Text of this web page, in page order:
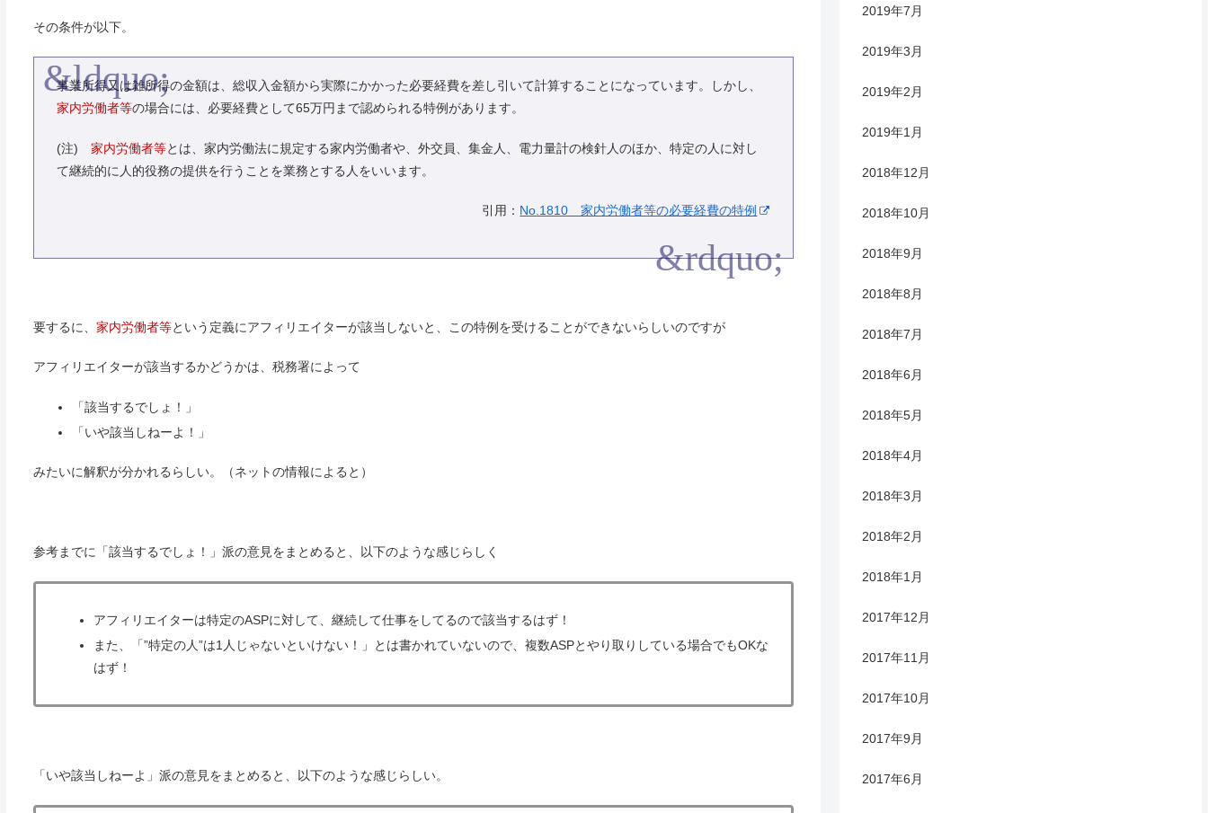
その条件が以下。
事業所得又は雑所得の金額は、総収入金額から実際にかかった必要経費を差し引いて計算することになっています。しかし、
家内労働者等の場合には、必要経費として65万円まで認められる特例があります。
(注) 家内労働者等とは、家内労働法に規定する家内労働者や、外交員、集金人、電力量計の検針人のほか、特定の人に対し
て継続的に人的役務の提供を行うことを業務とする人をいいます。
引用： No.1810 家内労働者等の必要経費の特例
要するに、 家内労働者等という定義にアフィリエイターが該当しないと、この特例を受けることができないらしいのですが
アフィリエイターが該当するかどうかは、税務署によって
「該当するでしょ！」
「いや該当しねーよ！」
みたいに解釈が分かれるらしい。（ネットの情報によると）
参考までに「該当するでしょ！」派の意見をまとめると、以下のような感じらしく
アフィリエイターは特定のASPに対して、継続して仕事をしてるので該当するはず！
また、「”特定の人”は1人じゃないといけない！」とは書かれていないので、複数ASPとやり取りしている場合でもOKな
はず！
「いや該当しねーよ」派の意見をまとめると、以下のような感じらしい。
2019年7月
2019年3月
2019年2月
2019年1月
2018年12月
2018年10月
2018年9月
2018年8月
2018年7月
2018年6月
2018年5月
2018年4月
2018年3月
2018年2月
2018年1月
2017年12月
2017年11月
2017年10月
2017年9月
2017年6月